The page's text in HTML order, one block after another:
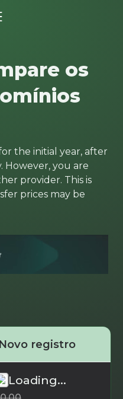
os
the initial year, after
However, you are
provider. This is
prices may be
Novo registro
Loading...